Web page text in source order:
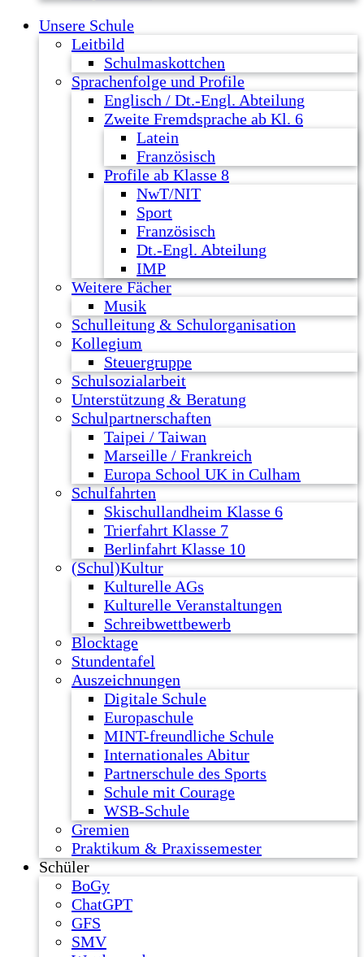
Unsere Schule
Leitbild
Schulmaskottchen
Sprachenfolge und Profile
Englisch / Dt.-Engl. Abteilung
Zweite Fremdsprache ab Kl. 6
Latein
Französisch
Profile ab Klasse 8
NwT/NIT
Sport
Französisch
Dt.-Engl. Abteilung
IMP
Weitere Fächer
Musik
Schulleitung & Schulorganisation
Kollegium
Steuergruppe
Schulsozialarbeit
Unterstützung & Beratung
Schulpartnerschaften
Taipei / Taiwan
Marseille / Frankreich
Europa School UK in Culham
Schulfahrten
Skischullandheim Klasse 6
Trierfahrt Klasse 7
Berlinfahrt Klasse 10
(Schul)Kultur
Kulturelle AGs
Kulturelle Veranstaltungen
Schreibwettbewerb
Blocktage
Stundentafel
Auszeichnungen
Digitale Schule
Europaschule
MINT-freundliche Schule
Internationales Abitur
Partnerschule des Sports
Schule mit Courage
WSB-Schule
Gremien
Praktikum & Praxissemester
Schüler
BoGy
ChatGPT
GFS
SMV